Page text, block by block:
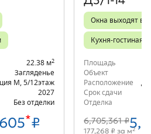
22.38 м2
Загляденье
М 5/12этаж
2027
Без отделки
*₽
Окна выходят во
Кухня-гостиная
Площадь
Объект
Расположение
Срок сдачи
Отделка
6,705,361 ₽
177,268 ₽ за м2